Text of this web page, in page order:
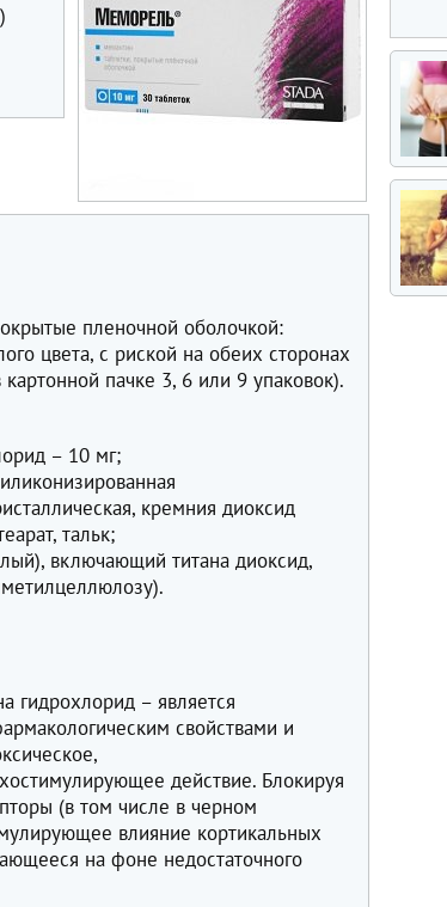
пленочной оболочкой:
цвета, с риской на обеих сторонах
пачке 3, 6 или 9 упаковок).
– 10 мг;
кремния диоксид
тальк;
включающий титана диоксид,
– является
свойствами и
действие. Блокируя
(в том числе в черном
влияние кортикальных
на фоне недостаточного